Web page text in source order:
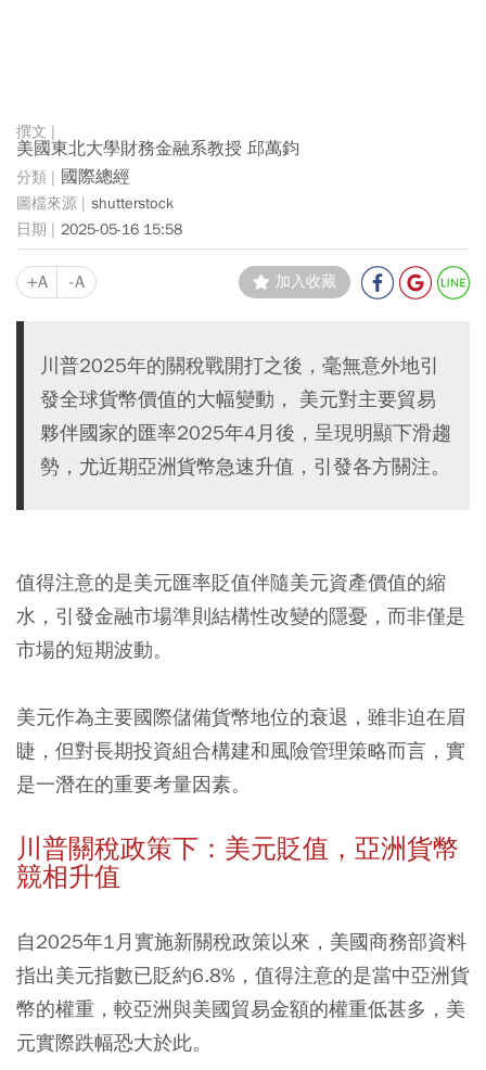
美國東北大學財務金融系教授 邱萬鈞
國際總經
shutterstock
2025-05-16 15:58
+A -A 加入收藏
川普2025年的關稅戰開打之後，毫無意外地引
發全球貨幣價值的大幅變動， 美元對主要貿易
夥伴國家的匯率2025年4月後，呈現明顯下滑趨
勢，尤近期亞洲貨幣急速升值，引發各方關注。
值得注意的是美元匯率貶值伴隨美元資產價值的縮
水，引發金融市場準則結構性改變的隱憂，而非僅是
市場的短期波動。
美元作為主要國際儲備貨幣地位的衰退，雖非迫在眉
睫，但對長期投資組合構建和風險管理策略而言，實
是一潛在的重要考量因素。
川普關稅政策下：美元貶值，亞洲貨幣
競相升值
自2025年1月實施新關稅政策以來，美國商務部資料
指出美元指數已貶約6.8%，值得注意的是當中亞洲貨
幣的權重，較亞洲與美國貿易金額的權重低甚多，美
元實際跌幅恐大於此。